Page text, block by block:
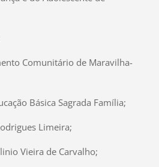
Comunitário de Maravilha-
Básica Sagrada Família;
Limeira;
Vieira de Carvalho;